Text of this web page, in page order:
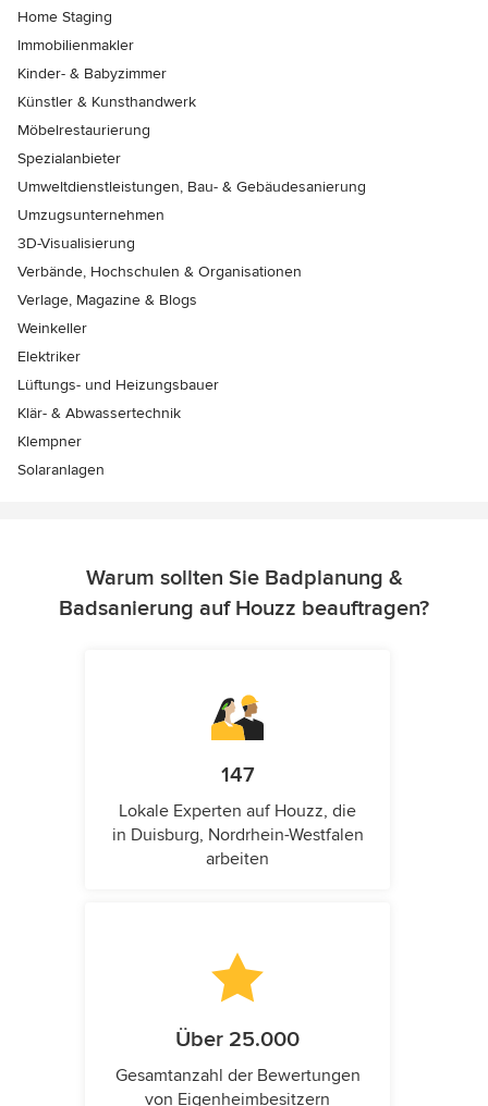
Home Staging
Immobilienmakler
Kinder- & Babyzimmer
Künstler & Kunsthandwerk
Möbelrestaurierung
Spezialanbieter
Umweltdienstleistungen, Bau- & Gebäudesanierung
Umzugsunternehmen
3D-Visualisierung
Verbände, Hochschulen & Organisationen
Verlage, Magazine & Blogs
Weinkeller
Elektriker
Lüftungs- und Heizungsbauer
Klär- & Abwassertechnik
Klempner
Solaranlagen
Warum sollten Sie Badplanung &
Badsanierung auf Houzz beauftragen?
147
Lokale Experten auf Houzz, die
in Duisburg, Nordrhein-Westfalen
arbeiten
Über 25.000
Gesamtanzahl der Bewertungen
von Eigenheimbesitzern